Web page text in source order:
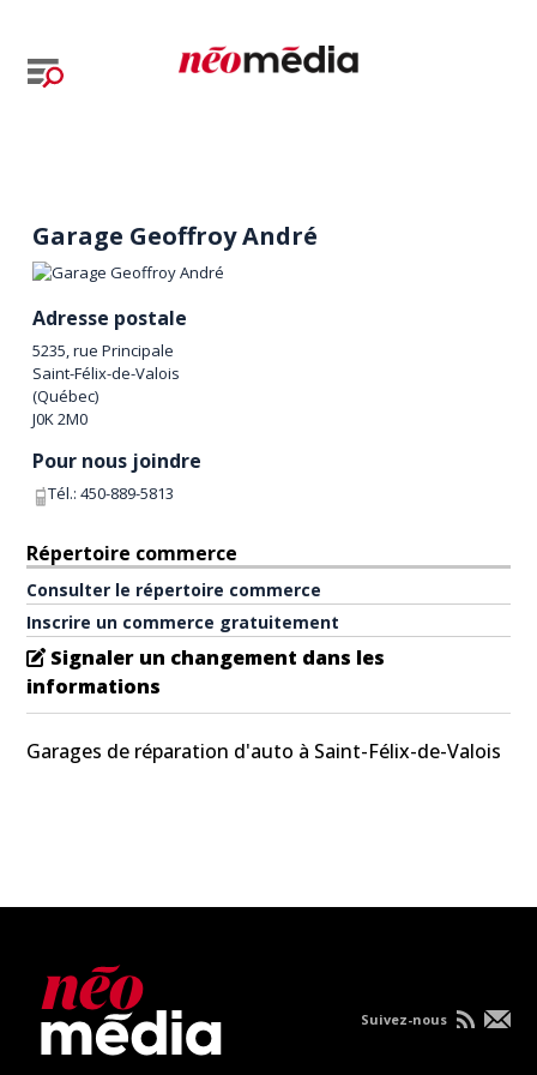
Garage Geoffroy André
Adresse postale
5235, rue Principale
Saint-Félix-de-Valois
(Québec)
J0K 2M0
Pour nous joindre
Tél.:450-889-5813
Répertoire commerce
Consulter le répertoire commerce
Inscrire un commerce gratuitement
Signaler un changement dans les
informations
Garages de réparation d'auto à Saint-Félix-de-Valois
Suivez-nous